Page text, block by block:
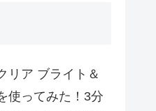
リア ブライト＆
使ってみた！3分